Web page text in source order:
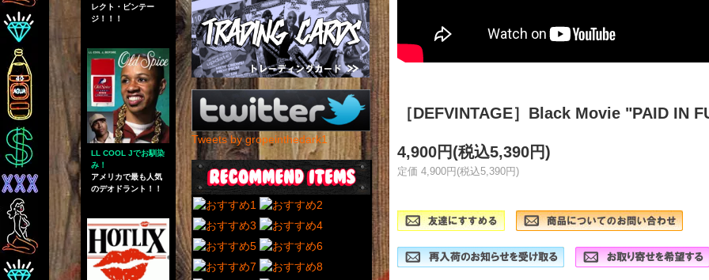
レクト・ビンテー
ジ！！！
LL COOL Jでお馴染
み！
アメリカで最も人気
のデオドラント！！
［DEFVINTAGE］Black Movie "PAID IN
4,900円(税込5,390円)
定価 4,900円(税込5,390円)
Tweets by gropeinthedark1